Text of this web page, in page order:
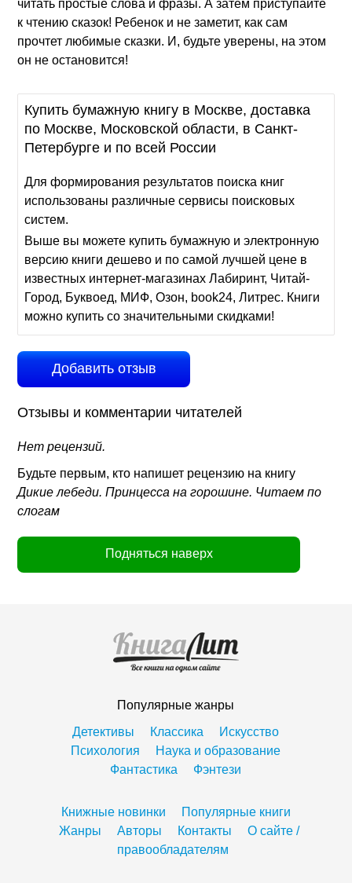
читать простые слова и фразы. А затем приступайте
к чтению сказок! Ребенок и не заметит, как сам
прочтет любимые сказки. И, будьте уверены, на этом
он не остановится!
Купить бумажную книгу в Москве, доставка
по Москве, Московской области, в Санкт-
Петербурге и по всей России
Для формирования результатов поиска книг
использованы различные сервисы поисковых
систем.
Выше вы можете купить бумажную и электронную
версию книги дешево и по самой лучшей цене в
известных интернет-магазинах Лабиринт, Читай-
Город, Буквоед, МИФ, Озон, book24, Литрес. Книги
можно купить со значительными скидками!
Добавить отзыв
Отзывы и комментарии читателей
Нет рецензий.
Будьте первым, кто напишет рецензию на книгу
Дикие лебеди. Принцесса на горошине. Читаем по
слогам
Подняться наверх
Популярные жанры
Детективы
Классика
Искусство
Психология
Наука и образование
Фантастика
Фэнтези
Книжные новинки
Популярные книги
Жанры
Авторы Контакты
О сайте /
правообладателям